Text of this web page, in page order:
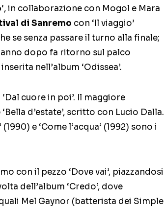
‘, in collaborazione con Mogol e Mara
di Sanremo con ‘Il viaggio’
se senza passare il turno alla finale;
dopo fa ritorno sul palco
nell’album ‘Odissea’.
cuore in poi’. Il maggiore
d’estate’, scritto con Lucio Dalla.
e ‘Come l’acqua’ (1992) sono i
con il pezzo ‘Dove vai’, piazzandosi
dell’album ‘Credo’, dove
Mel Gaynor (batterista dei Simple